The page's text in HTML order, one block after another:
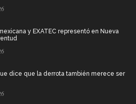
y EXATEC representó en Nueva
dice que la derrota también merece ser